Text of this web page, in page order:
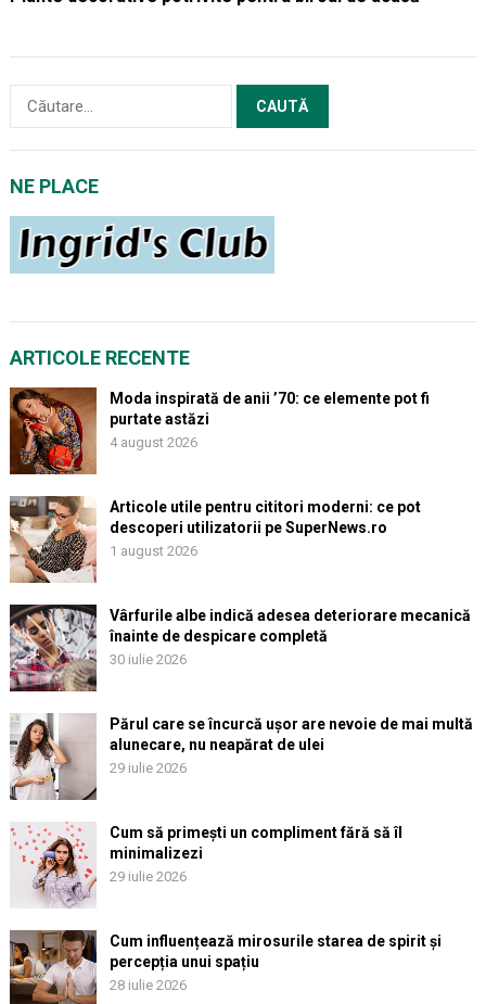
Caută
NE PLACE
ARTICOLE RECENTE
Moda inspirată de anii ’70: ce elemente pot fi
purtate astăzi
4 august 2026
Articole utile pentru cititori moderni: ce pot
descoperi utilizatorii pe SuperNews.ro
1 august 2026
Vârfurile albe indică adesea deteriorare mecanică
înainte de despicare completă
30 iulie 2026
Părul care se încurcă ușor are nevoie de mai multă
alunecare, nu neapărat de ulei
29 iulie 2026
Cum să primești un compliment fără să îl
minimalizezi
29 iulie 2026
Cum influențează mirosurile starea de spirit și
percepția unui spațiu
28 iulie 2026